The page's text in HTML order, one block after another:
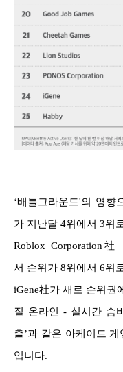
‘배틀그라운드'의 영향
가 지난달 4위에서 3위
Roblox Corporation社
서 순위가 8위에서 6위
iGene社가 새로 순위권
질 온라인 - 실시간 숨
출’과 같은 아케이드
입니다.